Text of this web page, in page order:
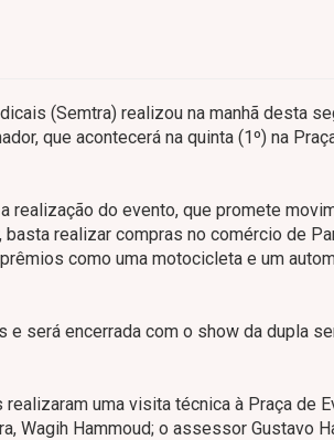
(Semtra) realizou na manhã desta
que acontecerá na quinta (1º) na
do evento, que promete
realizar compras no comércio de
como uma motocicleta e um
será encerrada com o show da dupla
uma visita técnica à Praça de
Wagih Hammoud; o assessor Gustavo